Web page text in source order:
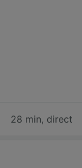
28 min, direct